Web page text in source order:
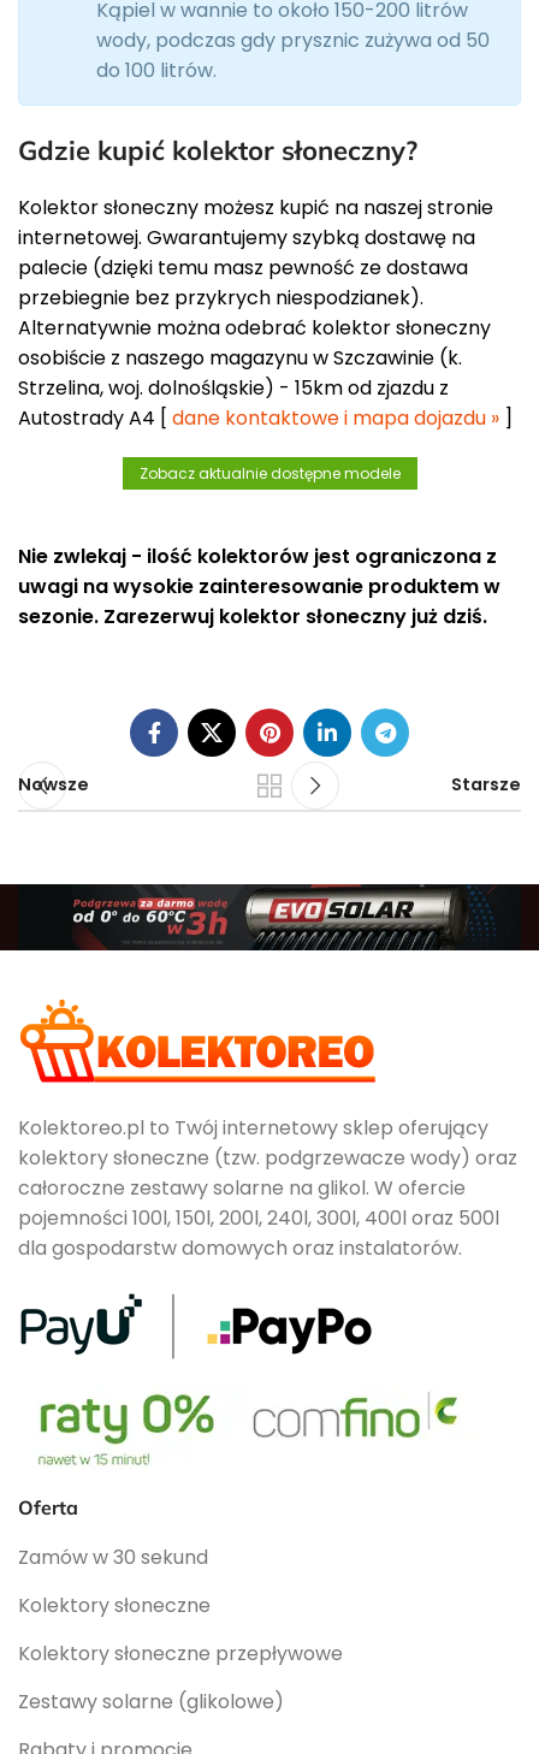
Kąpiel w wannie to około 150-200 litrów
wody, podczas gdy prysznic zużywa od 50
do 100 litrów.
Gdzie kupić kolektor słoneczny?
Kolektor słoneczny możesz kupić na naszej stronie
internetowej. Gwarantujemy szybką dostawę na
palecie (dzięki temu masz pewność ze dostawa
przebiegnie bez przykrych niespodzianek).
Alternatywnie można odebrać kolektor słoneczny
osobiście z naszego magazynu w Szczawinie (k.
Strzelina, woj. dolnośląskie) - 15km od zjazdu z
Autostrady A4 [ dane kontaktowe i mapa dojazdu » ]
Zobacz aktualnie dostępne modele
Nie zwlekaj - ilość kolektorów jest ograniczona z
uwagi na wysokie zainteresowanie produktem w
sezonie. Zarezerwuj kolektor słoneczny już dziś.
Nowsze Starsze
Kolektoreo.pl to Twój internetowy sklep oferujący
kolektory słoneczne (tzw. podgrzewacze wody) oraz
całoroczne zestawy solarne na glikol. W ofercie
pojemności 100l, 150l, 200l, 240l, 300l, 400l oraz 500l
dla gospodarstw domowych oraz instalatorów.
Oferta
Zamów w 30 sekund
Kolektory słoneczne
Kolektory słoneczne przepływowe
Zestawy solarne (glikolowe)